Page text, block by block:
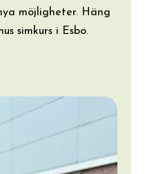
möjligheter. Häng
simkurs i Esbo.